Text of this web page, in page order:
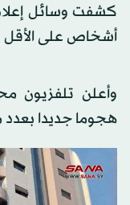
أشخاص على الأقل
وأعلن تلفزيون
هجوما جديدا بعدد